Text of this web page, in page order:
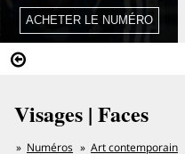
Visages | Faces
Numéros Art contemporain